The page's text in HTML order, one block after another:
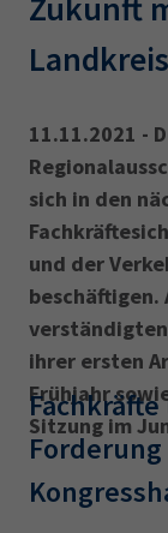
11.11.2021 -
sich in den
und der
beschäftigen.
ihrer ersten
Frühjahr
Sitzung im